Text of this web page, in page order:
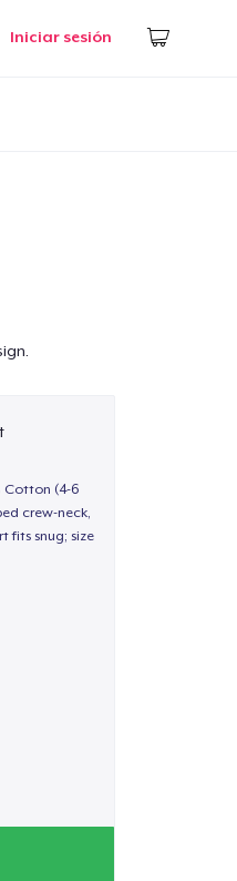
Iniciar sesión
Cotton (4-6
crew-neck,
fits snug; size